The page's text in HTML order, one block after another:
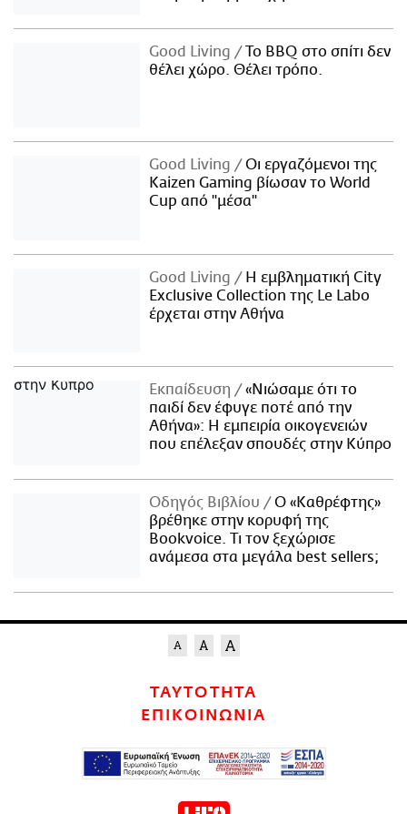
Good Living
Το BBQ στο σπίτι δεν
θέλει χώρο. Θέλει τρόπο.
Good Living
Οι εργαζόμενοι της
Kaizen Gaming βίωσαν το World
Cup από "μέσα"
Good Living
Η εμβληματική City
Exclusive Collection της Le Labo
έρχεται στην Αθήνα
Εκπαίδευση
«Νιώσαμε ότι το
παιδί δεν έφυγε ποτέ από την
Αθήνα»: Η εμπειρία οικογενειών
που επέλεξαν σπουδές στην Κύπρο
Οδηγός Βιβλίου
Ο «Καθρέφτης»
βρέθηκε στην κορυφή της
Bookvoice. Τι τον ξεχώρισε
ανάμεσα στα μεγάλα best sellers;
ΤΑΥΤΟΤΗΤΑ
ΕΠΙΚΟΙΝΩΝΙΑ